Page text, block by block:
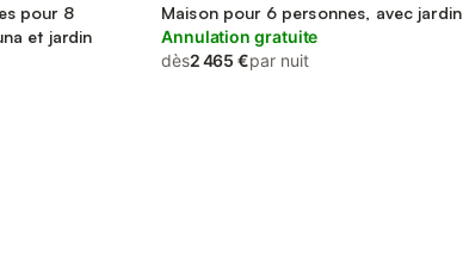
pour 8
et jardin
Maison pour 6 personnes, avec jardin
Annulation gratuite
dès2 465 €par nuit